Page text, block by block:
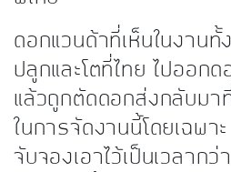
ดอกแวนด้าที่เห็นในงานทั้
ปลูกและโตที่ไทย ไปออกด
แล้วถูกตัดดอกส่งกลับมาที่
ในการจัดงานนี้โดยเฉพา
จับจองเอาไว้เป็นเวลาก